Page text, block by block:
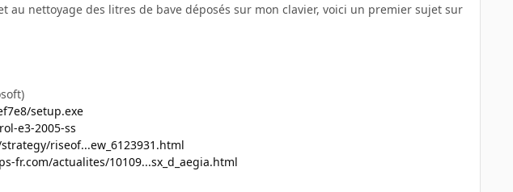
au nettoyage des litres de bave déposés sur mon clavier, voici un premier sujet sur
setup.exe
e3-2005-ss
riseof...ew_6123931.html
fr.com/actualites/10109...sx_d_aegia.html